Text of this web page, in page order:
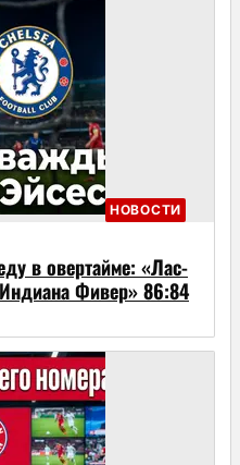
НОВОСТИ
в овертайме: «Лас-
Фивер» 86:84